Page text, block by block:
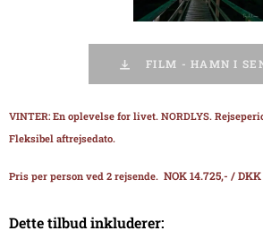
FILM - HAMN I
VINTER: En oplevelse for livet. NORDLYS.
Fleksibel aftrejsedato.
Pris per person ved 2 rejsende. NOK 14.725,- /
Dette tilbud inkluderer: